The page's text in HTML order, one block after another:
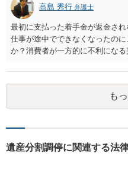
高島 秀行 弁護士
最初に支払った着手金が返金さ
仕事が途中でできなくなったの
か？消費者が一方的に不利に
務があると思います。 倒れた
れた方がよいと思います。 倒
すが、 判断能力があり、復代
選任したのか 即ち、復代理人
も
遺産分割調停に関連する法